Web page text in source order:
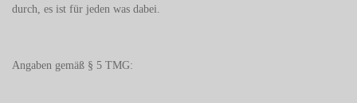
durch, es ist für jeden was dabei.
Angaben gemäß § 5 TMG: